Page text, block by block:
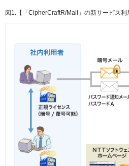
図1.【「CipherCraftR/Mail」の新サービス利